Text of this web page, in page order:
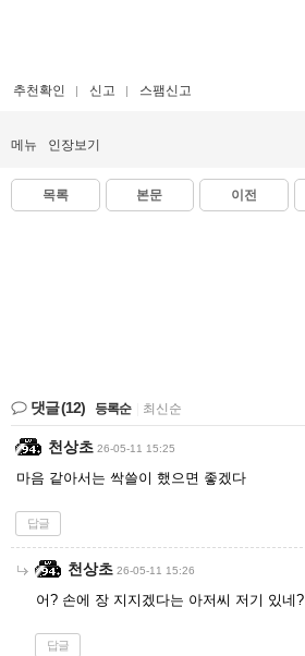
추천확인 신고 스팸신고
메뉴 인장보기
목록 본문 이전
댓글(12) 등록순 최신순
천상초 26-05-11 15:25
마음 같아서는 싹쓸이 했으면 좋겠다
답글
천상초 26-05-11 15:26
어? 손에 장 지지겠다는 아저씨 저기 있네?
답글